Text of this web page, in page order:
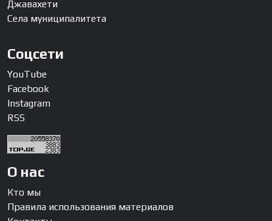
Джавахети
Села муниципалитета
Соцсети
YouTube
Facebook
Instagram
RSS
О нас
Кто мы
Правила использования материалов